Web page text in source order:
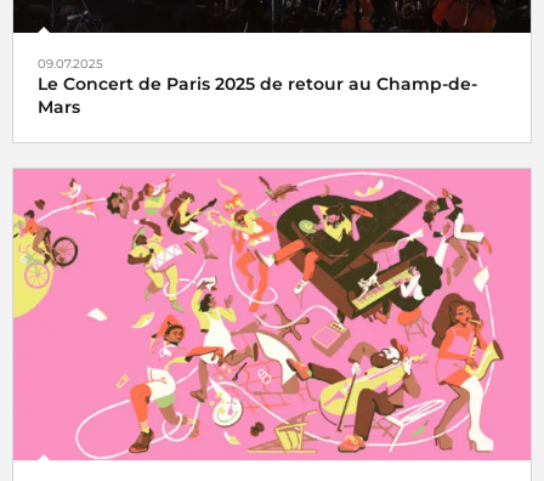
09.07.2025
Le Concert de Paris 2025 de retour au Champ-de-
Mars
Le Concert de Paris du 14 juillet revient au pied de la Tour
Eiffel toujours en direct sur France Inter, France 2 et dans
le monde entier